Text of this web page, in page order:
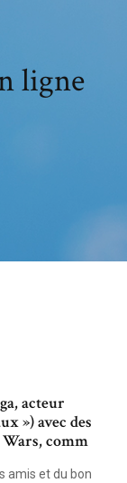
ligne
acteur
») avec des
comm
amis et du bon